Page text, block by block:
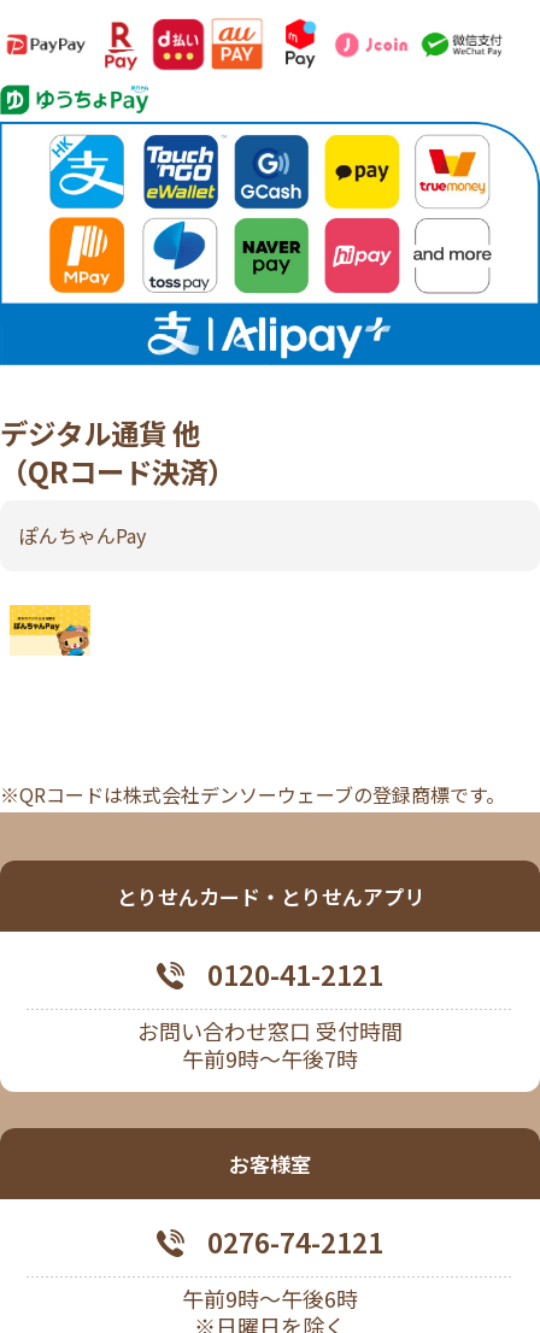
デジタル通貨 他
（QRコード決済）
ぽんちゃんPay
※QRコードは株式会社デンソーウェーブの登録商標です。
とりせんカード・とりせんアプリ
0120-41-2121
お問い合わせ窓口 受付時間
午前9時～午後7時
お客様室
0276-74-2121
午前9時～午後6時
※日曜日を除く